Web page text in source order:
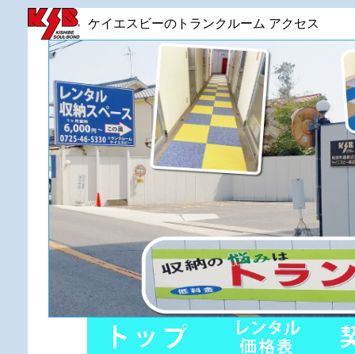
ケイエスビーのトランクルーム アクセス